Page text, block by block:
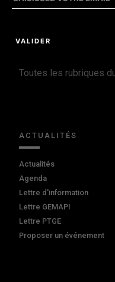
Toutes les rubriques
ACTUALITÉS
Actualités
Agenda
Lettre d'information
Lettre GEMAPI
Lettre PTGE
Proposer un événement